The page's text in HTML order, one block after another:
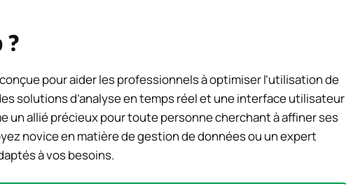
?
pour aider les professionnels à optimiser l’utilisation de
solutions d’analyse en temps réel et une interface utilisateur
un allié précieux pour toute personne cherchant à affiner ses
novice en matière de gestion de données ou un expert
à vos besoins.